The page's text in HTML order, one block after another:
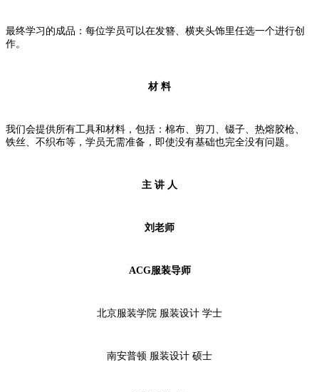
最终学习的成品：每位学员可以在发簪、横夹头饰里任选一个进行创
作。
材 料
我们会提供所有工具和材料，包括：棉布、剪刀、镊子、热熔胶枪、
铁丝、不织布等，学员无需准备，即使没有基础也完全没有问题。
主 讲 人
刘老师
ACG服装导师
北京服装学院 服装设计 学士
南安普顿 服装设计 硕士